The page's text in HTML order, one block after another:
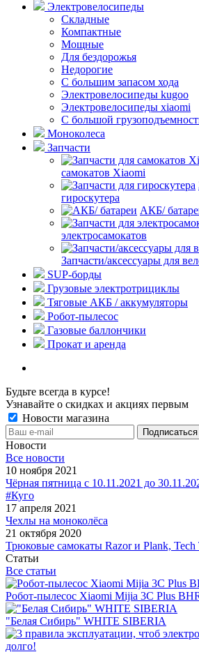
Электровелосипеды
Складные
Компактные
Мощные
Для бездорожья
Недорогие
С большим запасом хода
Электровелосипеды kugoo
Электровелосипеды xiaomi
С большой
Моноколеса
Запчасти
самокатов Xiaomi
гироскутера
АКБ/
электросамокатов
Запчасти/аксессуары для
SUP-борды
Грузовые электротрициклы
Тяговые АКБ / аккумуляторы
Робот-пылесос
Газовые баллончики
Прокат и аренда
Будьте всегда в курсе!
Узнавайте о скидках и акциях первым
Новости магазина
Новости
Все новости
10 ноября 2021
Чёрная пятница с 10.11.2021 до
#Куго
17 апреля 2021
Чехлы на моноколёса
21 октября 2020
Трюковые самокаты Razor и Plank, Tech
Статьи
Все статьи
Робот-пылесос Xiaomi Mijia 3C Plus
"Белая Сибирь" WHITE SIBERIA